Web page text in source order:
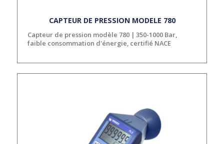
CAPTEUR DE PRESSION MODELE 780
Capteur de pression modèle 780 | 350-1000 Bar,
faible consommation d'énergie, certifié NACE